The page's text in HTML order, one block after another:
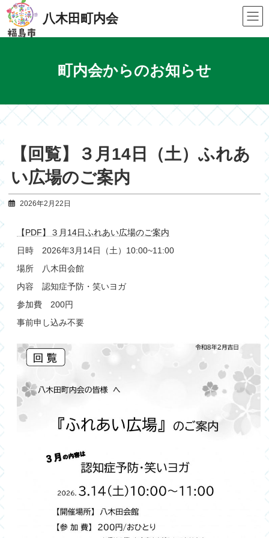
Skip
to
the
content
Skip
to
the
Navigation
八木田町内会
町内会からのお知らせ
【回覧】３月14日（土）ふれあ
い広場のご案内
2026年2月22日
【PDF】３月14日ふれあい広場のご案内
日時 2026年3月14日（土）10:00~11:00
場所 八木田会館
内容 認知症予防・笑いヨガ
参加費 200円
事前申し込み不要